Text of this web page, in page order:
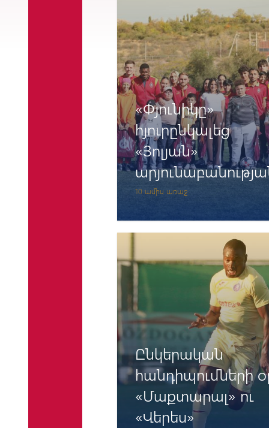
10 ամիս առաջ
«Փյունիկը»
հյուրընկալեց
«Յոլյան»
և
կենտրոնում
բուժված և
ստացող
երեխաներին
Ընկերական
հանդիպումների
«Մաքտարալ» ու
«Վերես»